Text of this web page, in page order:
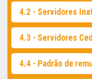
4.2 - Servidores
4.3 - Servidores
4.4 - Padrão de